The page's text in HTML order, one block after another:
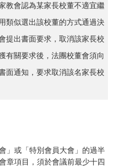
教會認為某家長校董不適宜繼
類似選出該校董的方式通過決
提出書面要求，取消該家長校
有關要求後，法團校董會須向
面通知，要求取消該名家長校
」或「特別會員大會」的過半
章項目，須於會議前最少十四